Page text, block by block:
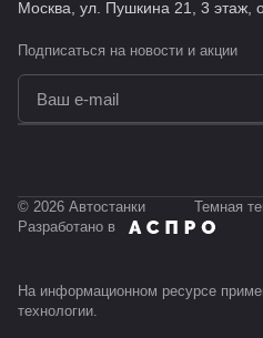
Москва, ул. Пушкина 21, 3 этаж,
Подписаться на новости и акции
© 2026 Автостанки Темная
Разработано в
На информационном ресурсе
технологии.